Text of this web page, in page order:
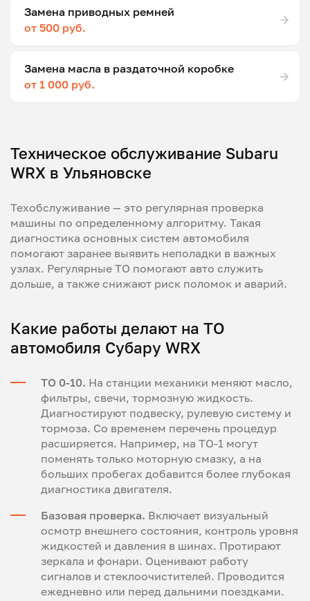
Замена приводных ремней
от 500 руб.
Замена масла в раздаточной коробке
от 1 000 руб.
Техническое обслуживание Subaru
WRX в Ульяновске
Техобслуживание — это регулярная проверка
машины по определенному алгоритму. Такая
диагностика основных систем автомобиля
помогают заранее выявить неполадки в важных
узлах. Регулярные ТО помогают авто служить
дольше, а также снижают риск поломок и аварий.
Какие работы делают на ТО
автомобиля Субару WRX
ТО 0-10. На станции механики меняют масло,
фильтры, свечи, тормозную жидкость.
Диагностируют подвеску, рулевую систему и
тормоза. Со временем перечень процедур
расширяется. Например, на ТО-1 могут
поменять только моторную смазку, а на
больших пробегах добавится более глубокая
диагностика двигателя.
Базовая проверка. Включает визуальный
осмотр внешнего состояния, контроль уровня
жидкостей и давления в шинах. Протирают
зеркала и фонари. Оценивают работу
сигналов и стеклоочистителей. Проводится
ежедневно или перед дальними поездками.